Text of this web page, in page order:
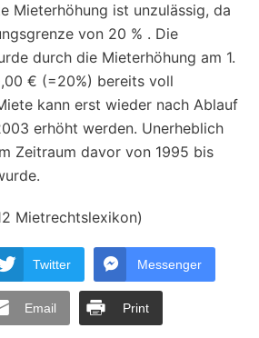
Mieterhöhung ist unzulässig, da
von 20 % . Die
durch die Mieterhöhung am 1.
€ (=20%) bereits voll
kann erst wieder nach Ablauf
erhöht werden. Unerheblich
Zeitraum davor von 1995 bis
Mietrechtslexikon)
Twitter Messenger
Email Print